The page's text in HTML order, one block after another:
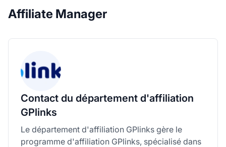
Affiliate Manager
Contact du département d'affiliation
GPlinks
Le département d'affiliation GPlinks gère le
programme d'affiliation GPlinks, spécialisé dans